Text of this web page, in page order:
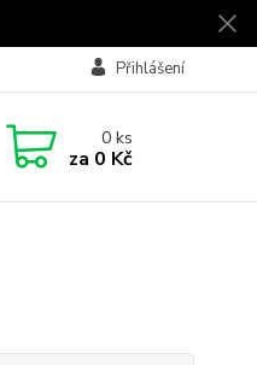
Přihlášení
0ks
za 0 Kč